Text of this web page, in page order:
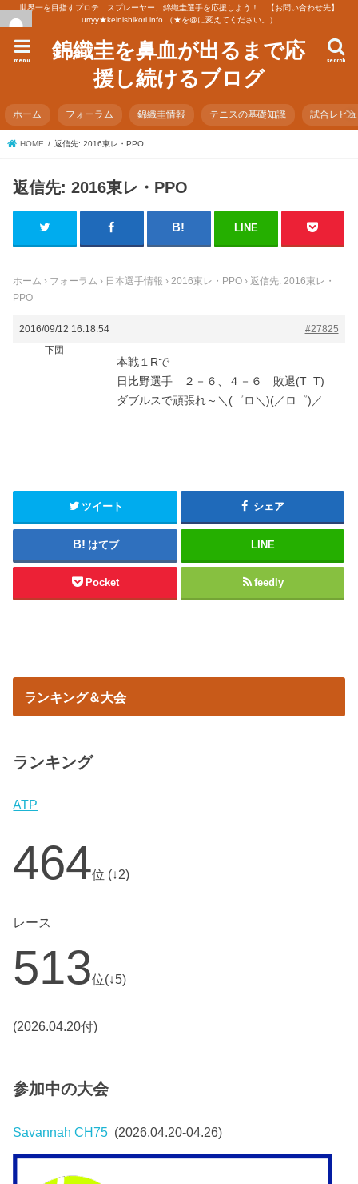
世界一を目指すプロテニスプレーヤー、錦織圭選手を応援しよう！ 【お問い合わせ先】
urryy★keinishikori.info （★を@に変えてください。）
錦織圭を鼻血が出るまで応
援し続けるブログ
search
menu
ホーム フォーラム 錦織圭情報 テニスの基礎知識 試合レビ
HOME 返信先: 2016東レ・PPO
返信先: 2016東レ・PPO
LINE
ホーム › フォーラム › 日本選手情報 › 2016東レ・PPO › 返信先: 2016東レ・
PPO
2016/09/12 16:18:54
#27825
下団
本戦１Rで
日比野選手 ２－６、４－６ 敗退(T_T)
ダブルスで頑張れ～＼(゜ロ＼)(／ロ゜)／
ツイート シェア
はてブ LINE
Pocket feedly
ランキング＆大会
ランキング
ATP
464位 (↓2)
レース
513位(↓5)
(2026.04.20付)
参加中の大会
Savannah CH75 (2026.04.20-04.26)